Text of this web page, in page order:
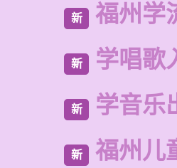
新 福州学
新 学唱歌
新 学音乐
新 福州儿